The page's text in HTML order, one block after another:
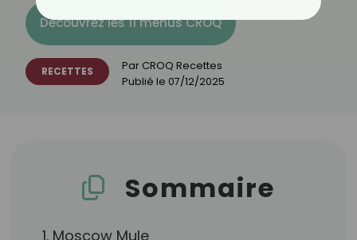
Découvrez les 11 menus CROQ
RECETTES Par CROQ Recettes
Publié le 07/12/2025
Sommaire
1. Moscow Mule